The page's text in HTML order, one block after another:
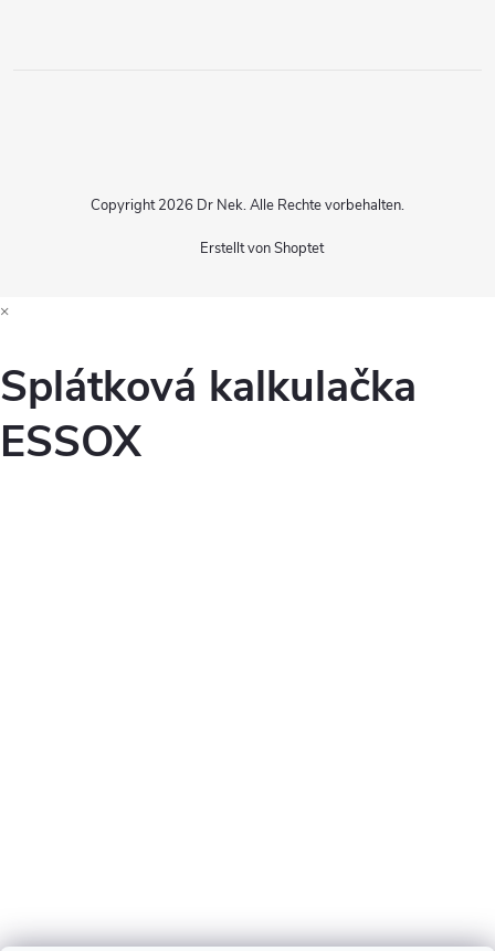
Erstellt von Shoptet
Copyright 2026 Dr Nek. Alle Rechte vorbehalten.
×
Splátková kalkulačka
ESSOX